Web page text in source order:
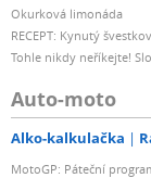
Okurková limonáda
RECEPT: Kynutý
Tohle nikdy neříkejte!
Auto-moto
Alko-kalkulačka
MotoGP: Páteční